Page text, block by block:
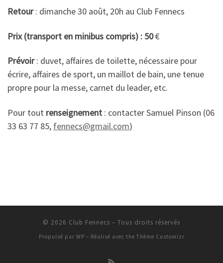
Retour: dimanche 30 août, 20h au Club Fennecs
Prix (transport en minibus compris) : 50€
Prévoir: duvet, affaires de toilette, nécessaire pour
écrire, affaires de sport, un maillot de bain, une tenue
propre pour la messe, carnet du leader, etc.
Pour tout renseignement : contacter Samuel Pinson (06
33 63 77 85, fennecs@gmail.com)
© 2026 Club Fennecs – Tous droits réservés
Propulsé par WP – Réalisé avec the Thème Customizr